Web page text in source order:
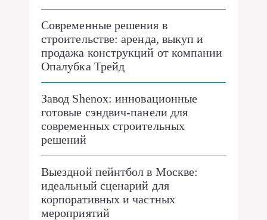
Современные решения в
строительстве: аренда, выкуп и
продажа конструкций от компании
Опалубка Трейд
Завод Shenox: инновационные
готовые сэндвич-панели для
современных строительных
решений
Выездной пейнтбол в Москве:
идеальный сценарий для
корпоративных и частных
мероприятий